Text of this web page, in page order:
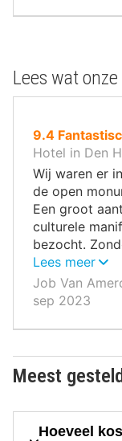
Lees wat
9.4uit
10
,
Hotel in Den
Wij waren er
de open
Een groot
culturele
bezocht.
heel plezierig.
Lees meer
Job Van
sep 2023
Meest
Hoeveel